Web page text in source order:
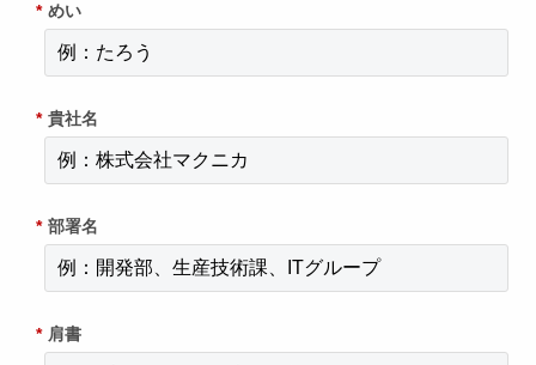
* めい
* 貴社名
* 部署名
* 肩書